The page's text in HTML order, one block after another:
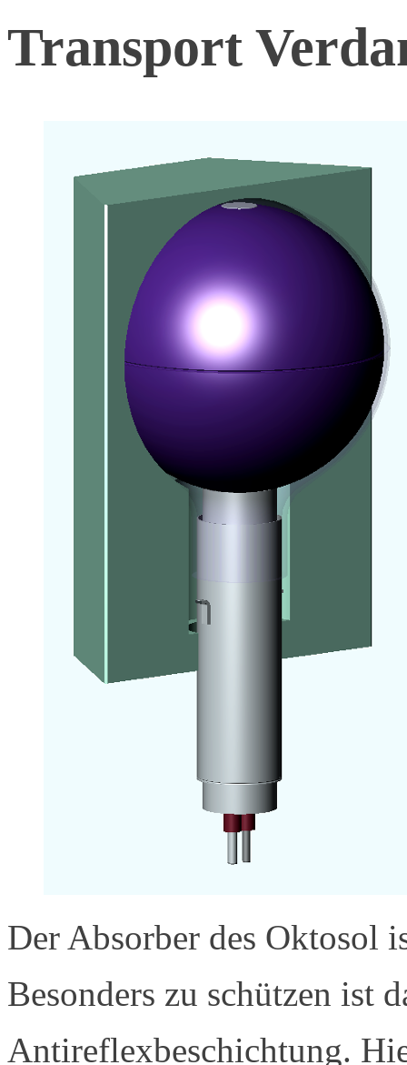
Transport
Der Absorber des Oktosol
Besonders zu schützen ist
Antireflexbeschichtung.